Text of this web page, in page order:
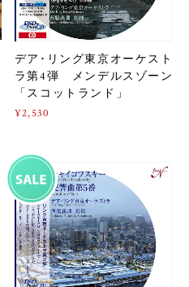
デア･リング東京オーケスト
ラ第4弾 メンデルスゾーン
「スコットランド」
¥2,530